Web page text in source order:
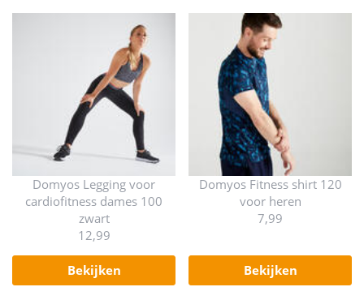
Domyos Legging voor
cardiofitness dames 100
zwart
12,99
bekijken
Domyos Fitness shirt 120
voor heren
7,99
bekijken